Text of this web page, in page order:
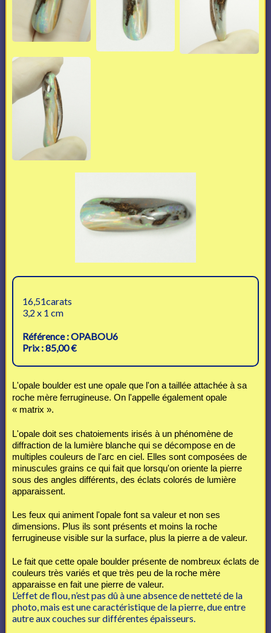
16,51carats
3,2 x 1 cm
Référence : OPABOU6
Prix : 85,00 €
L'opale boulder est une opale que l'on a taillée attachée à sa
roche mère ferrugineuse. On l'appelle également opale
« matrix ».
L'opale doit ses chatoiements irisés à un phénomène de
diffraction de la lumière blanche qui se décompose en de
multiples couleurs de l'arc en ciel. Elles sont composées de
minuscules grains ce qui fait que lorsqu'on oriente la pierre
sous des angles différents, des éclats colorés de lumière
apparaissent.
Les feux qui animent l'opale font sa valeur et non ses
dimensions. Plus ils sont présents et moins la roche
ferrugineuse visible sur la surface, plus la pierre a de valeur.
Le fait que cette opale boulder présente de nombreux éclats de
couleurs très variés et que très peu de la roche mère
apparaisse en fait une pierre de valeur.
L’effet de flou, n’est pas dû à une absence de netteté de la
photo, mais est une caractéristique de la pierre, due entre
autre aux couches sur différentes épaisseurs.